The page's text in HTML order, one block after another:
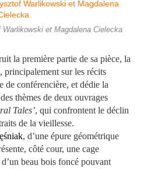
et Magdalena Cielecka
la première partie de sa pièce, la
sur les récits
de conférencière, et dédie la
thèmes de deux ouvrages
Tales’, qui confrontent le déclin
de la vieillesse.
, d’une épure géométrique
côté cour, une cage
beau bois foncé pouvant